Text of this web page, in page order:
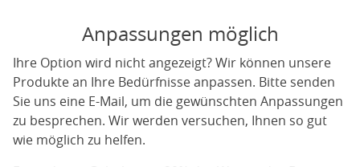
Anpassungen möglich
Ihre Option wird nicht angezeigt? Wir können unsere
Produkte an Ihre Bedürfnisse anpassen. Bitte senden
Sie uns eine E-Mail, um die gewünschten Anpassungen
zu besprechen. Wir werden versuchen, Ihnen so gut
wie möglich zu helfen.